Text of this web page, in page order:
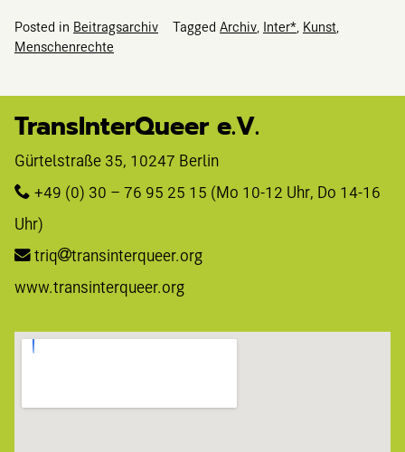
Posted in Beitragsarchiv Tagged Archiv, Inter*, Kunst,
Menschenrechte
TransInterQueer e.V.
Gürtelstraße 35, 10247 Berlin
+49 (0) 30 – 76 95 25 15 (Mo 10-12 Uhr, Do 14-16
Uhr)
triq
transinterqueer.org
www.transinterqueer.org